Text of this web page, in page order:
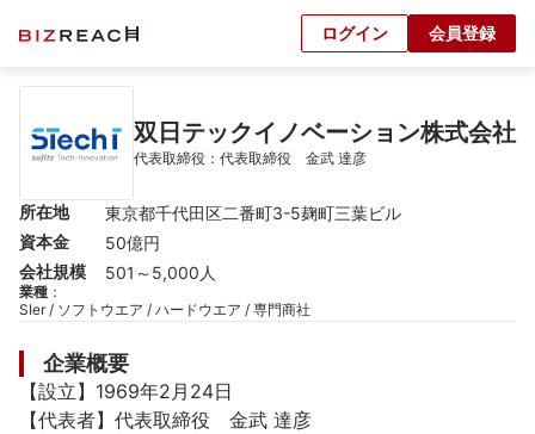
ログイン 会員登録
双日テックイノベーション株式会社
代表取締役：代表取締役　金武 達彦
所在地
東京都千代田区二番町3-5麹町三葉ビル
資本金
50億円
会社規模
501～5,000人
業種 ：
SIer / ソフトウエア / ハードウエア / 専門商社
企業概要
【設立】1969年2月24日
【代表者】代表取締役　金武 達彦